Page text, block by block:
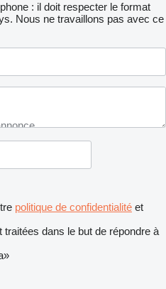
: il doit respecter le format
Nous ne travaillons pas avec ce
politique de confidentialité et
dans le but de répondre à